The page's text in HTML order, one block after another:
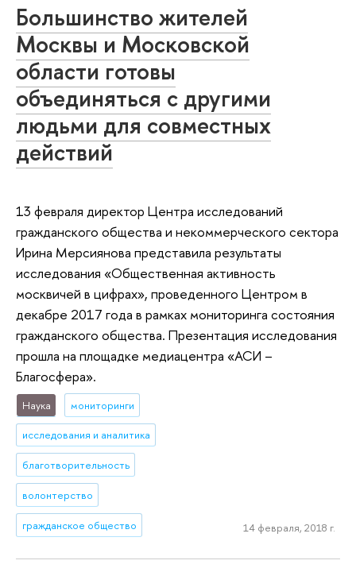
Большинство жителей
Москвы и Московской
области готовы
объединяться с другими
людьми для совместных
действий
13 февраля директор Центра исследований
гражданского общества и некоммерческого сектора
Ирина Мерсиянова представила результаты
исследования «Общественная активность
москвичей в цифрах», проведенного Центром в
декабре 2017 года в рамках мониторинга состояния
гражданского общества. Презентация исследования
прошла на площадке медиацентра «АСИ –
Благосфера».
Наука мониторинги
исследования и аналитика
благотворительность
волонтерство
гражданское общество 14 февраля, 2018 г.